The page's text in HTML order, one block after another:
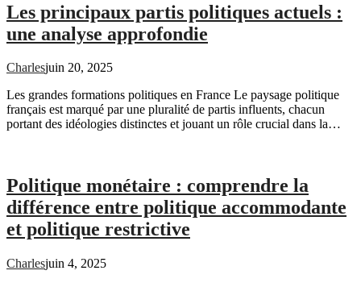
Les principaux partis politiques actuels :
une analyse approfondie
Charlesjuin 20, 2025
Les grandes formations politiques en France Le paysage politique
français est marqué par une pluralité de partis influents, chacun
portant des idéologies distinctes et jouant un rôle crucial dans la…
Politique monétaire : comprendre la
différence entre politique accommodante
et politique restrictive
Charlesjuin 4, 2025